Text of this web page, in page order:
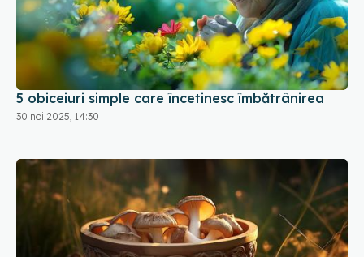
5 obiceiuri simple care încetinesc îmbătrânirea
30 noi 2025, 14:30